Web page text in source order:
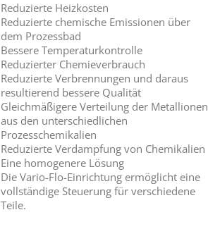
Reduzierte Heizkosten
Reduzierte chemische Emissionen über
dem Prozessbad
Bessere Temperaturkontrolle
Reduzierter Chemieverbrauch
Reduzierte Verbrennungen und daraus
resultierend bessere Qualität
Gleichmäßigere Verteilung der Metallionen
aus den unterschiedlichen
Prozesschemikalien
Reduzierte Verdampfung von Chemikalien
Eine homogenere Lösung
Die Vario-Flo-Einrichtung ermöglicht eine
vollständige Steuerung für verschiedene
Teile.